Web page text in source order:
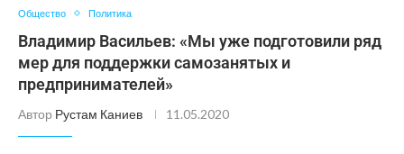
Общество Политика
Владимир Васильев: «Мы уже подготовили ряд
мер для поддержки самозанятых и
предпринимателей»
Автор Рустам Каниев 11.05.2020